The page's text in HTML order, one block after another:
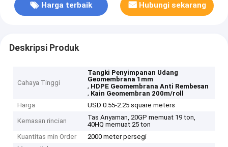
Harga terbaik Hubungi sekarang
Deskripsi Produk
Cahaya Tinggi
Tangki Penyimpanan Udang
Geomembrana 1mm
, HDPE Geomembrana Anti Rembesan
, Kain Geomembran 200m/roll
Harga
USD 0.55-2.25 square meters
Kemasan rincian
Tas Anyaman, 20GP memuat 19 ton,
40HQ memuat 25 ton
Kuantitas min Order
2000 meter persegi